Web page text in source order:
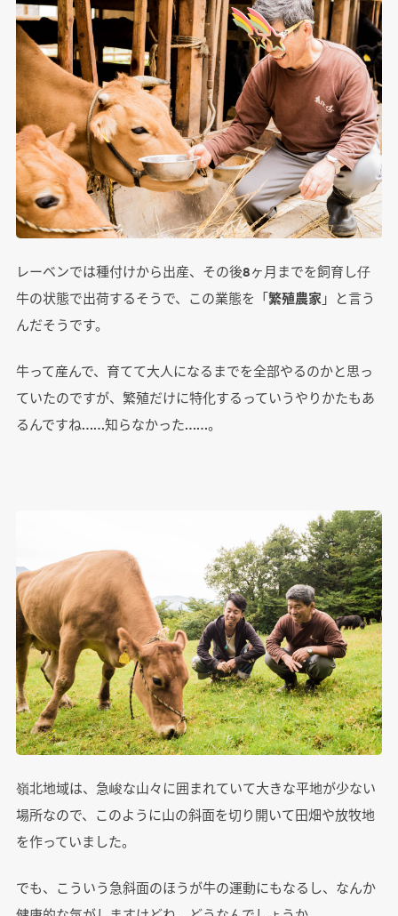
レーベンでは種付けから出産、その後8ヶ月までを飼育し仔
牛の状態で出荷するそうで、この業態を「繁殖農家 」と言う
んだそうです。
牛って産んで、育てて大人になるまでを全部やるのかと思っ
ていたのですが、繁殖だけに特化するっていうやりかたもあ
るんですね……知らなかった……。
嶺北地域は、急峻な山々に囲まれていて大きな平地が少ない
場所なので、このように山の斜面を切り開いて田畑や放牧地
を作っていました。
でも、こういう急斜面のほうが牛の運動にもなるし、なんか